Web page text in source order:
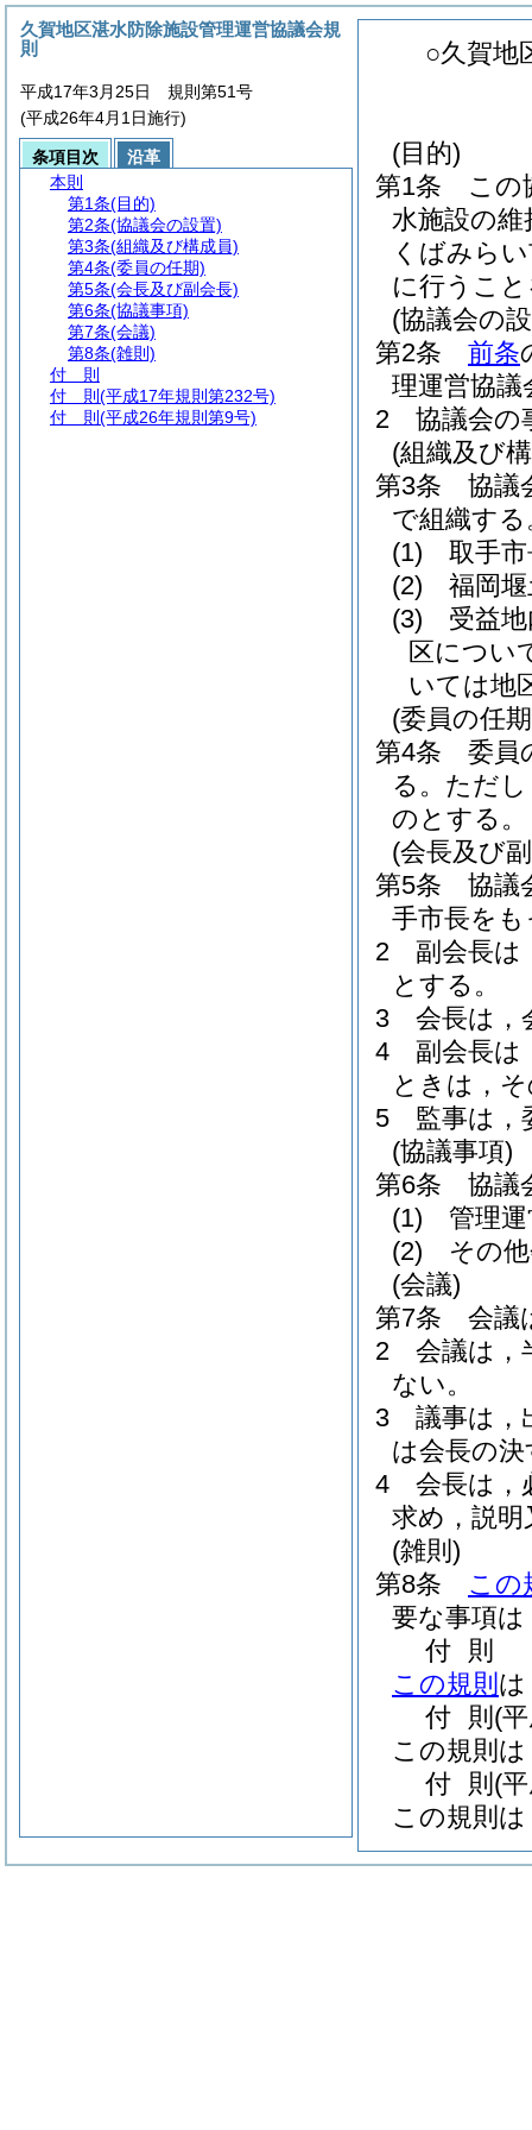
○久賀地
(目的)
第1条
この
水施設の
くばみら
に行うこ
(協議会の
第2条
前条
理運営協議
2
協議会の
(組織及び
第3条
協議
で組織する
(1)
取手
(2)
福岡
(3)
受益
区につい
いては地
(委員の任
第4条
委員
る。 ただ
のとする。
(会長及び
第5条
協議
手市長を
2
副会長は
とする。
3
会長は，
4
副会長は
ときは，
5
監事は，
(協議事項)
第6条
協議
(1)
管理
(2)
その
(会議)
第7条
会議
2
会議は，
ない。
3
議事は，
は会長の
4
会長は，
求め，説
(雑則)
第8条
この
要な事項
付 則
この規則 は
付 則 (
この規則
付 則 (
この規則
久賀地区湛水防除施設管理運営協議会規
則
平成17年3月25日 規則第51号
(平成26年4月1日施行)
条項目次
沿革
本則
第1条(目的)
第2条(協議会の設置)
第3条(組織及び構成員)
第4条(委員の任期)
第5条(会長及び副会長)
第6条(協議事項)
第7条(会議)
第8条(雑則)
付 則
付 則 (平成17年規則第232号)
付 則 (平成26年規則第9号)